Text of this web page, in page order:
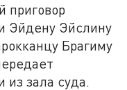
приговор
Эйдену Эйслину
Брагиму
зала суда.